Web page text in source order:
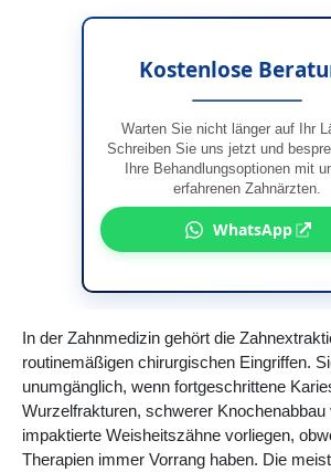
Kostenlose
Warten Sie nicht länger auf Ihr
Schreiben Sie uns jetzt und
Ihre Behandlungsoptionen mit
erfahrenen Zahnärzten.
WhatsApp
In der Zahnmedizin gehört die
routinemäßigen chirurgischen Eingriffen.
unumgänglich, wenn fortgeschrittene
Wurzelfrakturen, schwerer Knochenabbau
impaktierte Weisheitszähne vorliegen,
Therapien immer Vorrang haben. Die